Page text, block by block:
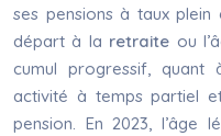
ses pensions à taux
départ à la retraite ou
cumul progressif,
activité à temps partiel
pension. En 2023, l’âge